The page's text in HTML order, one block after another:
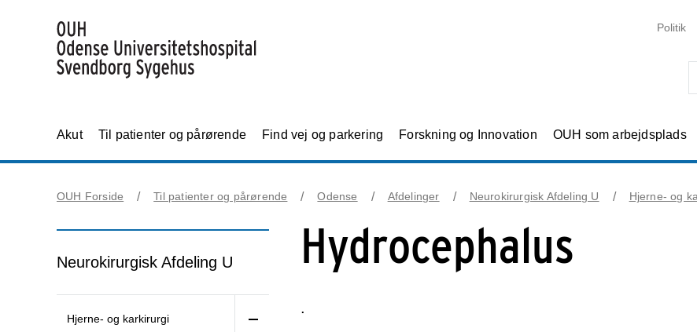
Politik
Akut Til patienter og pårørende Find vej og parkering Forskning og Innovation OUH som arbejdsplads
OUH Forside Til patienter og pårørende Odense Afdelinger Neurokirurgisk Afdeling U Hjerne- og
Neurokirurgisk Afdeling U
Hjerne- og karkirurgi
Hydrocephalus
.